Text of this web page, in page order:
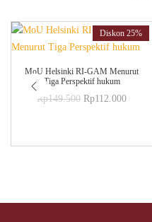
Diskon 25%
MoU Helsinki RI-GAM Menurut
Tiga Perspektif hukum
Rp149.500 Original
Rp112.000Current